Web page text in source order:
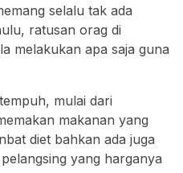
selalu tak ada
ratusan orag di
melakukan apa saja guna
mulai dari
makanan yang
diet bahkan ada juga
yang harganya